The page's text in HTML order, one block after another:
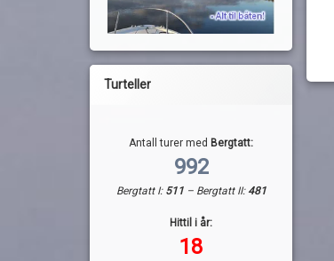
Turteller
Antall turer med Bergtatt:
992
Bergtatt I: 511 – Bergtatt II:481
Hittil i år:
18